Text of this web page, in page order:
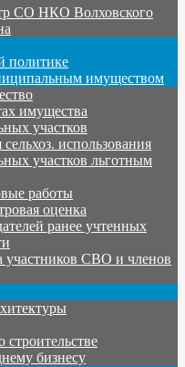
СО НКО Волховского
имуществом
имущества
участков
использования
участков льготным
работы
оценка
ранее учтенных
участников СВО и членов
бизнесу